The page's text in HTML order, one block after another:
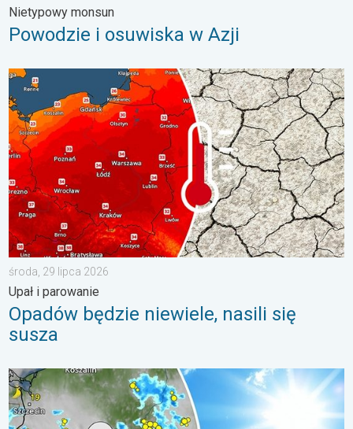
Nietypowy monsun
Powodzie i osuwiska w Azji
Opadów będzie niewiele, nasili się susza. Upał i parowanie. . .
środa, 29 lipca 2026
Upał i parowanie
Opadów będzie niewiele, nasili się
susza
Silny upał i gwałtowne burze. Niebezpieczna mieszanka. . .